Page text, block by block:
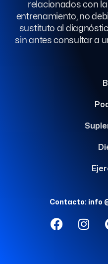
relacionados con la
entrenamiento, no
sustituto al
sin antes consultar a
Contacto: info
F
I